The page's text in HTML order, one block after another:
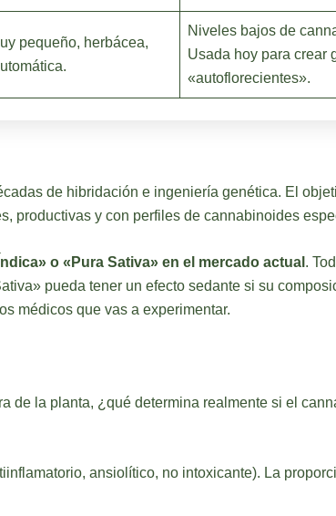
pequeño, herbácea,
Niveles bajos de
Usada hoy para crear
«autoflorecientes».
de hibridación e ingeniería genética. El
productivas y con perfiles de cannabinoides
o «Pura Sativa» en el mercado actual .
pueda tener un efecto sedante si su
médicos que vas a experimentar.
de la planta, ¿qué determina realmente si el
ansiolítico, no intoxicante). La